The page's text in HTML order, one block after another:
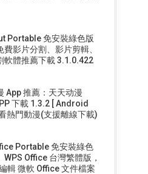
Portable 免安裝綠色版
費影片分割、影片剪輯、
軟體推薦下載 3.1.0.422
App 推薦：天天动漫
下載 1.3.2 [ Android
熱門動漫(支援離線下載)
Portable 免安裝綠色
WPS Office 台灣繁體版，
輯 微軟 Office 文件檔案